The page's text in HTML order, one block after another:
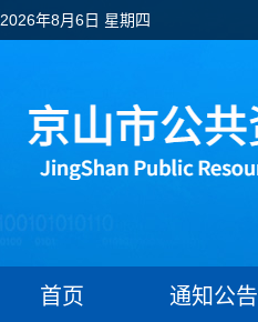
2026年8月6日 星期四
首页 通知公告